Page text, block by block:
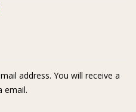
address. You will receive a
email.